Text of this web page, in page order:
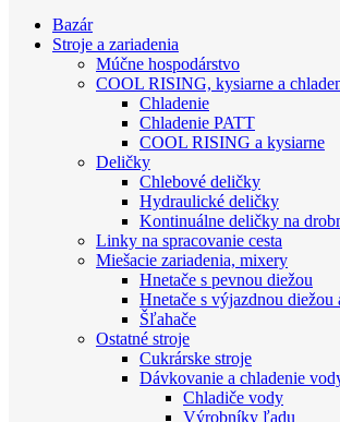
Close
Filters
Bazár
Stroje a zariadenia
Múčne hospodárstvo
COOL RISING, kysiarne a
Chladenie
Chladenie PATT
COOL RISING a kysiarne
Deličky
Chlebové deličky
Hydraulické deličky
Kontinuálne deličky na
Linky na spracovanie cesta
Miešacie zariadenia, mixery
Hnetače s pevnou diežou
Hnetače s výjazdnou diežou
Šľahače
Ostatné stroje
Cukrárske stroje
Dávkovanie a chladenie
Chladiče vody
Výrobníky ľadu